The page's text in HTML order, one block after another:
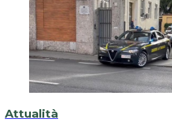
Attualità